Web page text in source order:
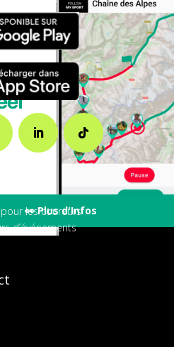
👀 Plus d'Infos
les coureurs
d’événements